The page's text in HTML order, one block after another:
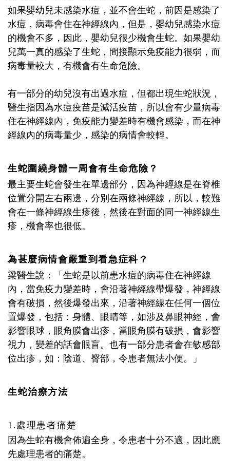
如果嬰幼兒未感染水痘，並不會生蛇，前因是感染了
水痘，病毒會住在神經線內，但是，嬰幼兒感染水痘
的機會不多，因此，嬰幼兒很少機會生蛇。如果嬰幼
兒萬一真的感染了生蛇，間接顯示免疫能力很弱，而
病毒量較大，有機會有生命危險。
有一部分的幼兒沒有出過水痘，但都出現生蛇狀況，
醫生指因為水痘疫苗是減活疫苗，所以會有少量病毒
住在神經線內，免疫能力變差時有機會感染，而在神
經線內的病毒量少，感染的病情會較輕。
生蛇圍繞身體一周會有生命危險？
最主要生蛇會發生在單邊部分，因為神經線是在脊椎
位置分開左右兩邊，分別在兩條神經線，所以，較難
會在一條神經線生疹後，然後在對面的同一神經線生
疹，機會率也很低。
為甚麼病情會嚴重到看急症科？
梁醫生說：「生蛇是以前患水痘的病毒住在神經線
內，當免疫力變差時，會沿著神經線帶爆發，神經線
會有破損，然後爆發出來，沿著神經線在任何一個位
置爆發，包括：身體、眼睛等，如涉及鼻眼神經，會
影響眼球，眼角膜會出疹，當眼角膜有破損，會影響
視力，變差的話會眼盲。也有一部分患者會在敏感部
位出疹，如：陰道、臀部，令患者無法小便。」
生蛇治療方法
1.處理患者痛楚
因為生蛇有機會佈遍全身，令患者十分不適，因此應
先處理患者的痛楚。